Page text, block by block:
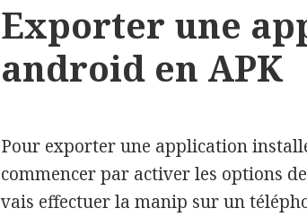
Exporter une
android en APK
Pour exporter une application
commencer par activer les options
vais effectuer la manip sur un